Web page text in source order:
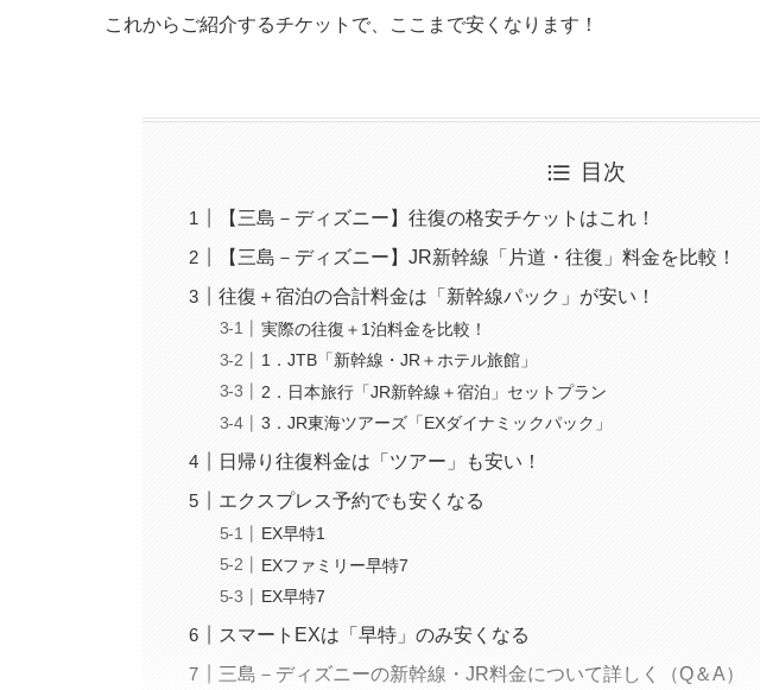
これからご紹介するチケットで、ここまで安くなります！
目次
【三島－ディズニー】往復の格安チケットはこれ！
【三島－ディズニー】JR新幹線「片道・往復」料金を比較！
往復＋宿泊の合計料金は「新幹線パック」が安い！
実際の往復＋1泊料金を比較！
1．JTB「新幹線・JR＋ホテル旅館」
2．日本旅行「JR新幹線＋宿泊」セットプラン
3．JR東海ツアーズ「EXダイナミックパック」
日帰り往復料金は「ツアー」も安い！
エクスプレス予約でも安くなる
EX早特1
EXファミリー早特7
EX早特7
スマートEXは「早特」のみ安くなる
三島－ディズニーの新幹線・JR料金について詳しく（Q＆A）